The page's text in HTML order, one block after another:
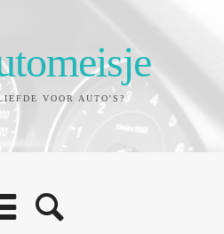
VOOR AUTO'S?